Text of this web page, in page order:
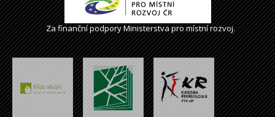
Za finanční podpory Ministerstva pro místní rozvoj.